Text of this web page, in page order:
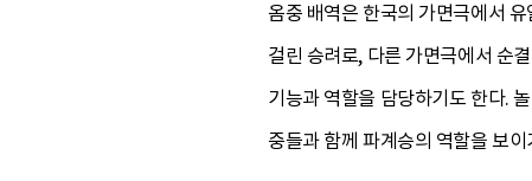
옴중 배역은 한국의 가면극에서
걸린 승려로, 다른 가면극에서 순
기능과 역할을 담당하기도 한다.
중들과 함께 파계승의 역할을 보이